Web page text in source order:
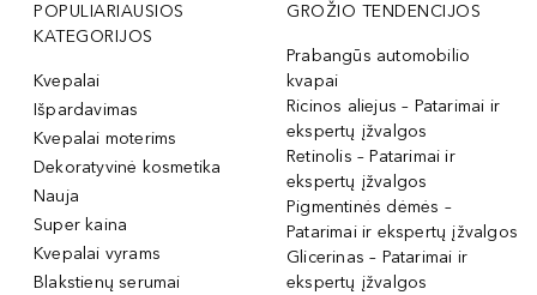
POPULIARIAUSIOS
KATEGORIJOS
Kvepalai
Išpardavimas
Kvepalai moterims
Dekoratyvinė kosmetika
Nauja
Super kaina
Kvepalai vyrams
Blakstienų serumai
GROŽIO TENDENCIJOS
Prabangūs automobilio
kvapai
Ricinos aliejus – Patarimai ir
ekspertų įžvalgos
Retinolis – Patarimai ir
ekspertų įžvalgos
Pigmentinės dėmės –
Patarimai ir ekspertų įžvalgos
Glicerinas – Patarimai ir
ekspertų įžvalgos